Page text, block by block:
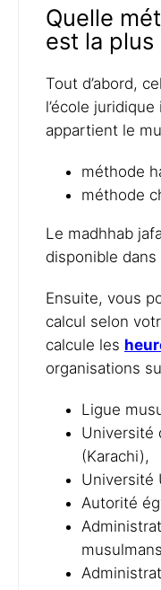
Quelle
est la plus
Tout d’abord,
l’école
appartient le
méthode
méthode
Le madhhab
disponible
Ensuite, vous
calcul selon
calcule les
organisations
Ligue
Université
(Karachi),
Université
Autorité